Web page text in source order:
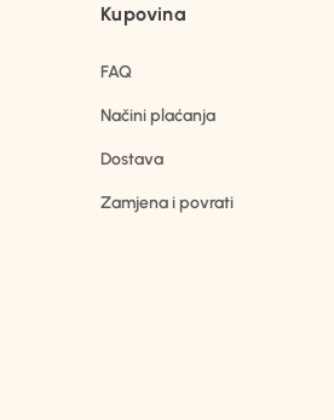
Kupovina
FAQ
Načini plaćanja
Dostava
Zamjena i povrati